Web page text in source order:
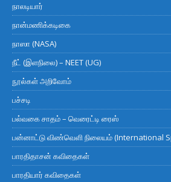
நாலடியார்
நான்மணிக்கடிகை
நாஸா (NASA)
நீட் (இளநிலை) – NEET (UG)
நூல்கள் அறிவோம்
பச்சடி
பல்வகை சாதம் – வெரைட்டி ரைஸ்
பன்னாட்டு விண்வெளி நிலையம் (International
பாரதிதாசன் கவிதைகள்
பாரதியார் கவிதைகள்